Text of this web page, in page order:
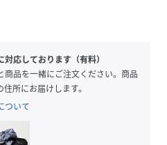
がらフラワープリントが着映
揺れるシルエットがとても綺
応しております（有料）
商品を一緒にご注文ください。商品
所にお届けします。
ついて